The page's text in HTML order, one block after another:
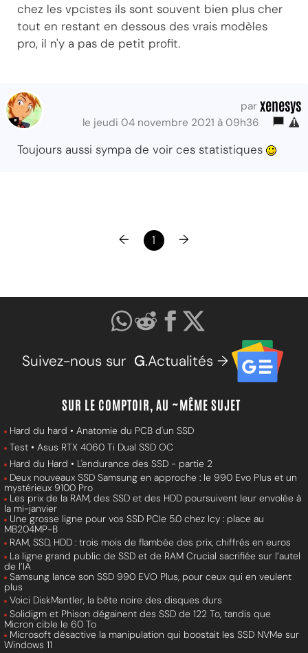
chez les vpcistes ils sont souvent bien plus cher
tout en restant en dessous des vrais modèles
pro, il n'y a pas de petit profit.
par xenesys
le jeudi 04 novembre 2021 à 09h36
Toujours aussi sympa de voir ces statistiques
← 1 →
Suivez-nous sur G.Actualités →
SUR LE COMPTOIR, AU ~MÊME SUJET
Hard du hard • Anatomie du PCB d'un SSD
Test • Asus RTX 4060 Ti Dual SSD OC
Hard du Hard • L'endurance des SSD - partie 2
Deux nouveaux SSD Samsung en approche : le 990 Evo Plus et un
mystérieux 9100 Pro
Les prix de la RAM, des SSD et des HDD poursuivent leur envolée à
la mi-janvier
Une grosse ligne pour vos SSD PCIe 5.0 chez Icy : place au
MB204MP-B
RAM, SSD, HDD : trois mois de flambée des prix, chiffrés en euros
La ligne grand public de SSD et de RAM Crucial sacrifiée sur l’autel
de l’IA
Samsung lance son SSD 990 EVO Plus, pour ceux qui en veulent
plus
Voici DiskMantler, la bête noire des disques durs
Solidigm et Phison dégainent des SSD de 122 To, tandis que
Micron cible le 60 To
Microsoft désactive la manipulation qui boostait les SSD NVMe sur
Windows 11